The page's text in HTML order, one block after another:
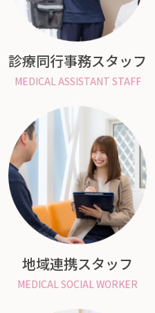
診療同行事務スタッフ
MEDICAL ASSISTANT STAFF
地域連携スタッフ
MEDICAL SOCIAL WORKER